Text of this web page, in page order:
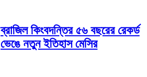
ব্রাজিল কিংবদন্তির ৫৬ বছরের রেকর্ড
ভেঙে নতুন ইতিহাস মেসির